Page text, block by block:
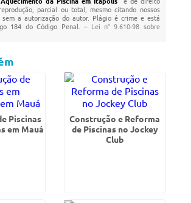
parcial ou total, mesmo citando nossos
a autorização do autor. Plágio é crime e está
184 do Código Penal. – Lei n° 9.610-98 sobre
Piscinas
em Mauá
Construção e Reforma
de Piscinas no Jockey
Club